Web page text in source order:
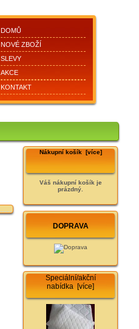
DOMŮ
NOVÉ ZBOŽÍ
SLEVY
AKCE
KONTAKT
Nákupní košík [více]
Váš nákupní košík je
prázdný.
DOPRAVA
Speciální/akční
nabídka [více]